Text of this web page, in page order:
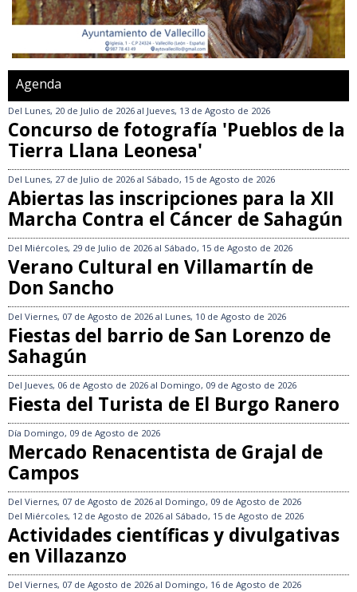
Agenda
Del Lunes, 20 de Julio de 2026 al Jueves, 13 de Agosto de 2026
Concurso de fotografía 'Pueblos de la
Tierra Llana Leonesa'
Del Lunes, 27 de Julio de 2026 al Sábado, 15 de Agosto de 2026
Abiertas las inscripciones para la XII
Marcha Contra el Cáncer de Sahagún
Del Miércoles, 29 de Julio de 2026 al Sábado, 15 de Agosto de 2026
Verano Cultural en Villamartín de
Don Sancho
Del Viernes, 07 de Agosto de 2026 al Lunes, 10 de Agosto de 2026
Fiestas del barrio de San Lorenzo de
Sahagún
Del Jueves, 06 de Agosto de 2026 al Domingo, 09 de Agosto de 2026
Fiesta del Turista de El Burgo Ranero
Día Domingo, 09 de Agosto de 2026
Mercado Renacentista de Grajal de
Campos
Del Viernes, 07 de Agosto de 2026 al Domingo, 09 de Agosto de 2026
Del Miércoles, 12 de Agosto de 2026 al Sábado, 15 de Agosto de 2026
Actividades científicas y divulgativas
en Villazanzo
Del Viernes, 07 de Agosto de 2026 al Domingo, 16 de Agosto de 2026